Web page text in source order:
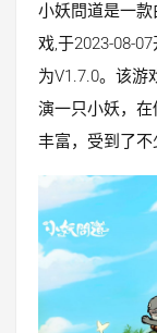
小妖問道是一
戏,于2023-08-
为V1.7.0。该游
演一只小妖，
丰富，受到了不